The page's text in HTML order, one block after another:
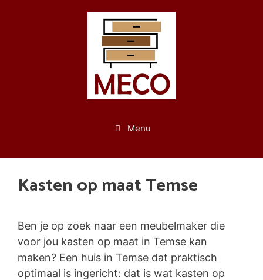
Menu
Kasten op maat Temse
Ben je op zoek naar een meubelmaker die
voor jou kasten op maat in Temse kan
maken? Een huis in Temse dat praktisch
optimaal is ingericht: dat is wat kasten op